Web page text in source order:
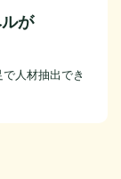
が
人材抽出でき